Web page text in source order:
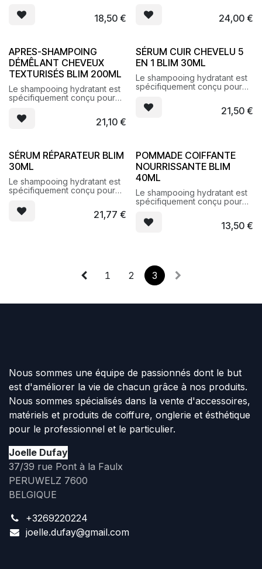
les cheveux bouclés, frisés.
18,50€
les cheveux bouclés, frisés.
24,00€
APRES-SHAMPOING
DÉMÊLANT CHEVEUX
TEXTURISÉS BLIM 200ML
Le shampooing hydratant est
spécifiquement conçu pour
les cheveux bouclés, frisés.
21,10€
SÉRUM CUIR CHEVELU 5
EN 1 BLIM 30ML
Le shampooing hydratant est
spécifiquement conçu pour
les cheveux bouclés, frisés.
21,50€
SÉRUM RÉPARATEUR BLIM
30ML
Le shampooing hydratant est
spécifiquement conçu pour
les cheveux bouclés, frisés.
21,77 €
POMMADE COIFFANTE
NOURRISSANTE BLIM
40ML
Le shampooing hydratant est
spécifiquement conçu pour
les cheveux bouclés, frisés.
13,50€
1 2 3
Nous sommes une équipe de passionnés dont le but
est d'améliorer la vie de chacun grâce à nos produits.
Nous sommes spécialisés dans la vente d'accessoires,
matériels et produits de coiffure, onglerie et ésthétique
pour le professionnel et le particulier.
Joelle Dufay
37/39 rue Pont à la Faulx
PERUWELZ 7600
BELGIQUE
+3269220224
joelle.dufay@gmail.com